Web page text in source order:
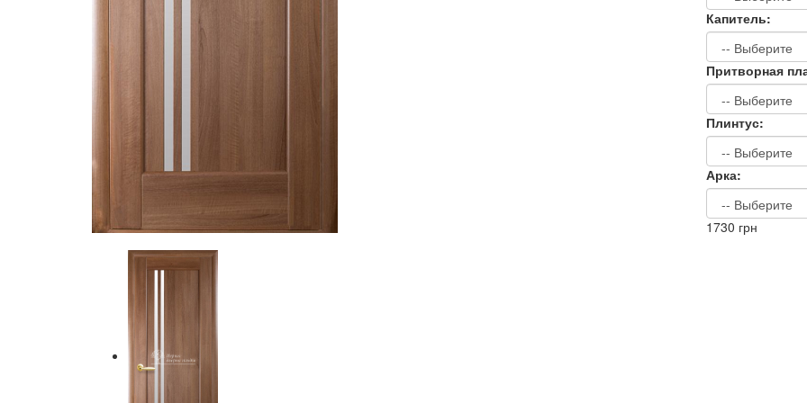
Капитель:
Притворная
Плинтус:
Арка:
1730 грн